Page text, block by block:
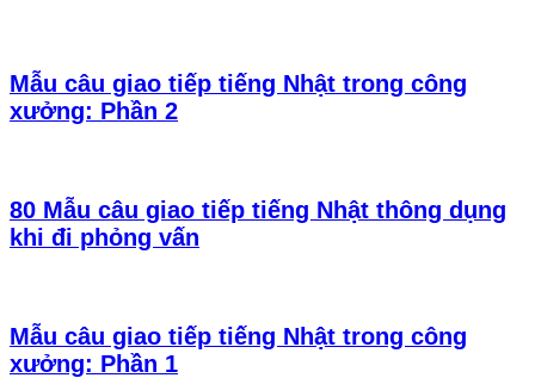
Mẫu câu giao tiếp tiếng Nhật trong công
xưởng: Phần 2
80 Mẫu câu giao tiếp tiếng Nhật thông dụng
khi đi phỏng vấn
Mẫu câu giao tiếp tiếng Nhật trong công
xưởng: Phần 1